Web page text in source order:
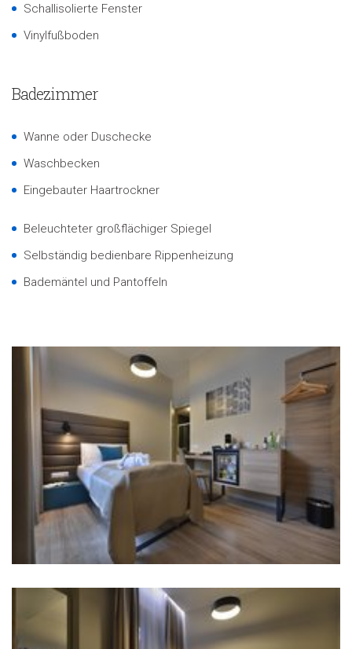
Schallisolierte Fenster
Vinylfußboden
Badezimmer
Wanne oder Duschecke
Waschbecken
Eingebauter Haartrockner
Beleuchteter großflächiger Spiegel
Selbständig bedienbare Rippenheizung
Bademäntel und Pantoffeln